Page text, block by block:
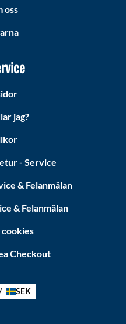
oss
jag?
- Service
& Felanmälan
& Felanmälan
Checkout
SEK